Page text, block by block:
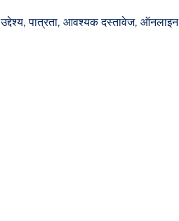
पात्रता, आवश्यक दस्तावेज, ऑनलाइन